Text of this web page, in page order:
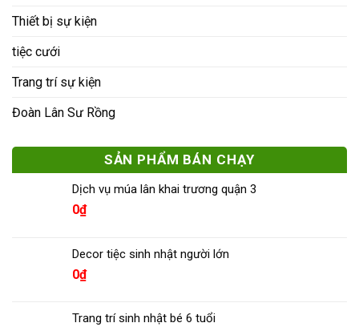
Thiết bị sự kiện
tiệc cưới
Trang trí sự kiện
Đoàn Lân Sư Rồng
SẢN PHẨM BÁN CHẠY
Dịch vụ múa lân khai trương quận 3
0₫
Decor tiệc sinh nhật người lớn
0₫
Trang trí sinh nhật bé 6 tuổi